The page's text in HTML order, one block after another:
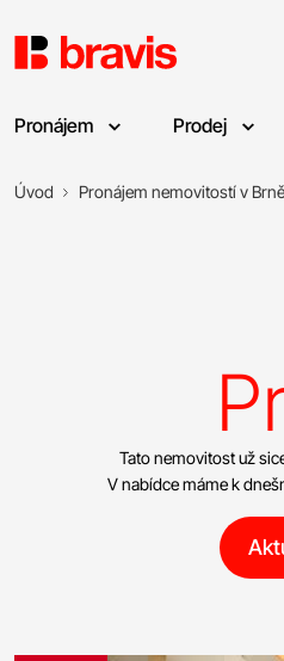
Pronájem Prodej
Úvod Pronájem nemovitostí v
Tato nemovitost už
V nabídce máme k